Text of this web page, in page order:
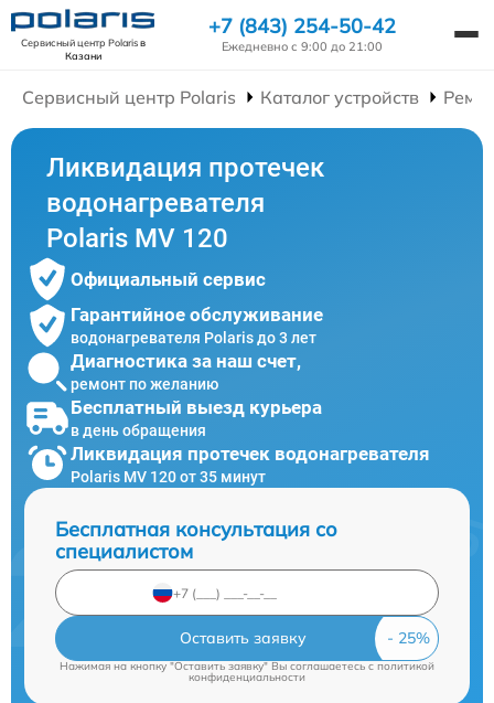
Сервисный центр Polarisв
Казани
+7 (843) 254-50-42
Ежедневно с 9:00 до 21:00
Сервисный центр Polaris Каталог устройств
Ликвидация протечек
водонагревателя
Polaris MV 120
Официальный сервис
Гарантийное обслуживание
водонагревателя Polaris до 3 лет
Диагностика за наш счет,
ремонт по желанию
Бесплатный выезд курьера
в день обращения
Ликвидация протечек водонагревателя
Polaris MV 120 от 35 минут
Бесплатная консультация со
специалистом
Оставить заявку
Нажимая на кнопку "Оставить заявку" Вы соглашаетесь cполитикой
конфиденциальности